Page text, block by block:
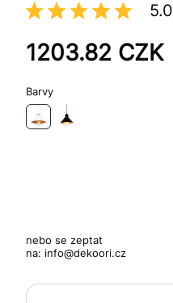
5.0
1203.82 CZK
Barvy
nebo se zeptat
na: info@dekoori.cz